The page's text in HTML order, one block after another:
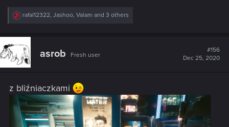
R
c
t
i
o
rafal12322, Jashoo, Valam and 3 others
asrob Fresh user
#156
Dec 25, 2020
z bliźniaczkami